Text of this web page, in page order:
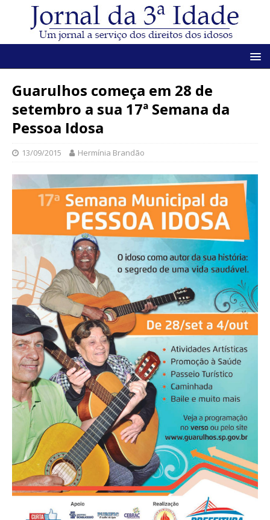
Guarulhos começa em 28 de
setembro a sua 17ª Semana da
Pessoa Idosa
13/09/2015 Hermínia Brandão